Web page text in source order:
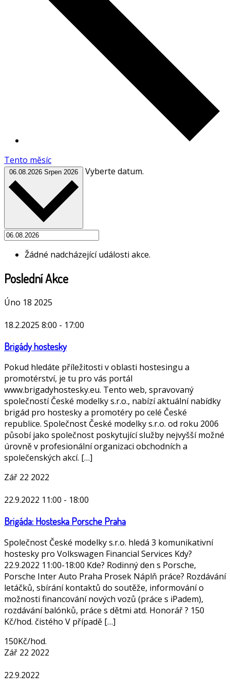
Tento měsíc
06.08.2026 Srpen 2026 Vyberte datum.
Žádné nadcházející události akce.
Poslední Akce
Úno 18 2025
18.2.2025 8:00 - 17:00
Brigády hostesky
Pokud hledáte příležitosti v oblasti hostesingu a
promotérství, je tu pro vás portál
www.brigadyhostesky.eu. Tento web, spravovaný
společností České modelky s.r.o., nabízí aktuální nabídky
brigád pro hostesky a promotéry po celé České
republice. Společnost České modelky s.r.o. od roku 2006
působí jako společnost poskytující služby nejvyšší možné
úrovně v profesionální organizaci obchodních a
společenských akcí. […]
Zář 22 2022
22.9.2022 11:00 - 18:00
Brigáda: Hosteska Porsche Praha
Společnost České modelky s.r.o. hledá 3 komunikativní
hostesky pro Volkswagen Financial Services Kdy?
22.9.2022 11:00-18:00 Kde? Rodinný den s Porsche,
Porsche Inter Auto Praha Prosek Náplň práce? Rozdávání
letáčků, sbírání kontaktů do soutěže, informování o
možnosti financování nových vozů (práce s iPadem),
rozdávání balónků, práce s dětmi atd. Honorář ? 150
Kč/hod. čistého V případě […]
150Kč/hod.
Zář 22 2022
22.9.2022